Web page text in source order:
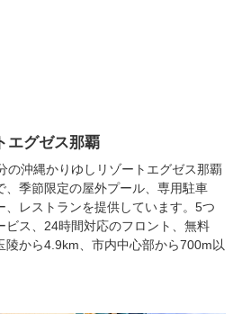
エグゼス那覇
の沖縄かりゆしリゾートエグゼス那覇
、季節限定の屋外プール、専用駐車
、レストランを提供しています。5つ
ビス、24時間対応のフロント、無料
陵から4.9km、市内中心部から700m以